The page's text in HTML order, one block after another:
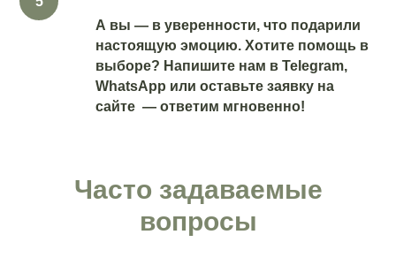
А вы — в уверенности, что подарили
настоящую эмоцию. Хотите помощь в
выборе? Напишите нам в Telegram,
WhatsApp или оставьте заявку на
сайте — ответим мгновенно!
Часто задаваемые
вопросы